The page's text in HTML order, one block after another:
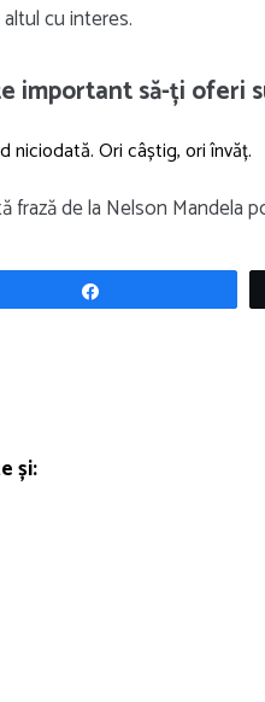
cu interes.
important să-ți oferi
niciodată. Ori câștig, ori învăț.
frază de la Nelson Mandela
și: